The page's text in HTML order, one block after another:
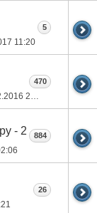
11:20
5
20:22
470
- 2 884
26